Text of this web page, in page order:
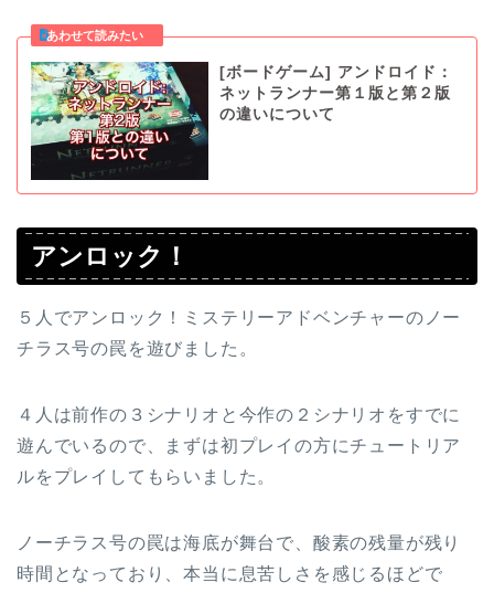
[ボードゲーム] アンドロイド：
ネットランナー第１版と第２版
の違いについて
アンロック！
５人でアンロック！ミステリーアドベンチャーのノー
チラス号の罠を遊びました。
４人は前作の３シナリオと今作の２シナリオをすでに
遊んでいるので、まずは初プレイの方にチュートリア
ルをプレイしてもらいました。
ノーチラス号の罠は海底が舞台で、酸素の残量が残り
時間となっており、本当に息苦しさを感じるほどで